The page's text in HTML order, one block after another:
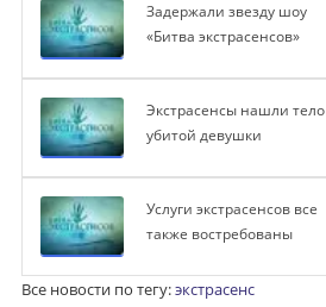
Задержали звезду шоу
«Битва экстрасенсов»
Экстрасенсы нашли тело
убитой девушки
Услуги экстрасенсов все
также востребованы
Все новости по тегу:экстрасенс